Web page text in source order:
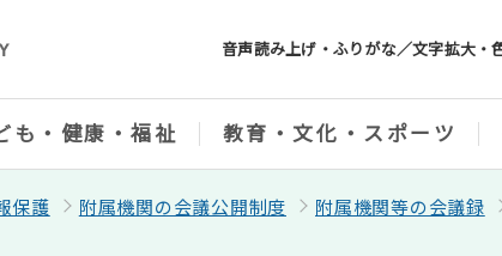
音声読み上げ・ふりがな／文字拡大・
も・健康・福祉 教育・文化・スポーツ
保護 附属機関の会議公開制度 附属機関等の会議録